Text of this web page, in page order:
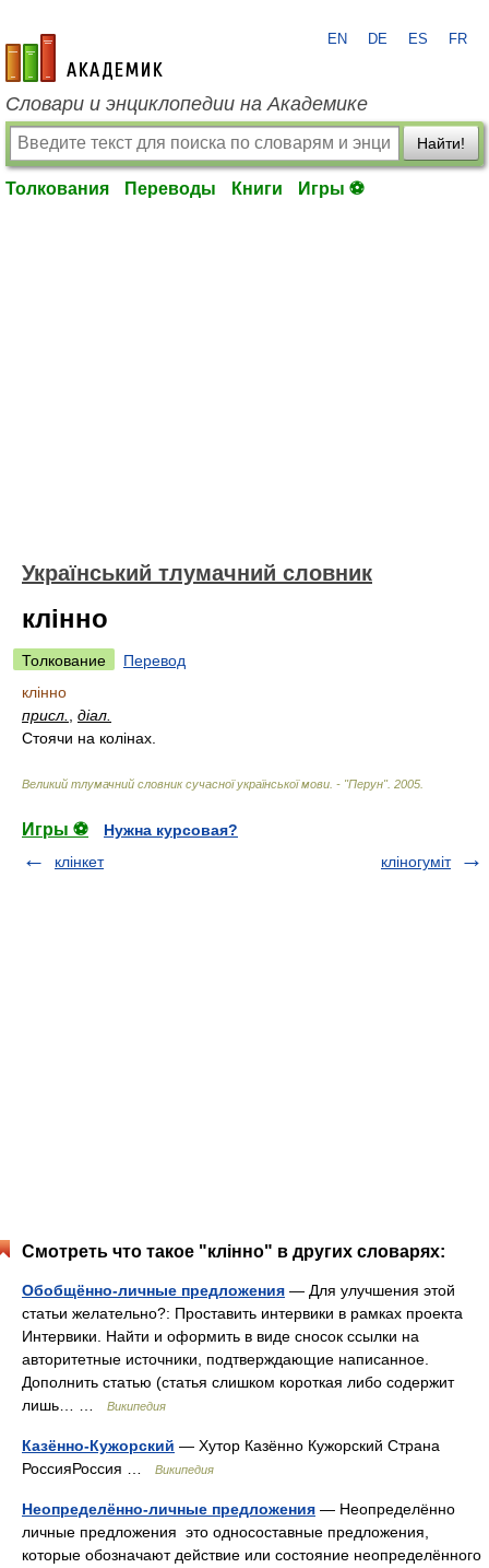
academic.ru
EN DE ES FR
Словари и энциклопедии на Академике
Найти!
Толкования Переводы Книги Игры ⚽
Український тлумачний словник
клінно
Толкование
Перевод
клінно
присл.
діал.
Стоячи на колінах.
Великий тлумачний словник сучасної української мови. - "Перун". 2005
Игры ⚽
Нужна курсовая?
клінкет
кліногуміт
Смотреть что такое "клінно" в других словарях:
Обобщённо-личные предложения — Для улучшения этой
статьи желательно?: Проставить интервики в рамках проекта
Интервики. Найти и оформить в виде сносок ссылки на
авторитетные источники, подтверждающие написанное.
Дополнить статью (статья слишком короткая либо содержит
лишь… …
Википедия
Казённо-Кужорский — Хутор Казённо Кужорский Страна
РоссияРоссия …
Википедия
Неопределённо-личные предложения — Неопределённо
личные предложения это односоставные предложения,
которые обозначают действие или состояние неопределённого